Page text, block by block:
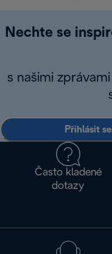
Nechte se
s našimi
Přihlásit
Často kladené
dotazy